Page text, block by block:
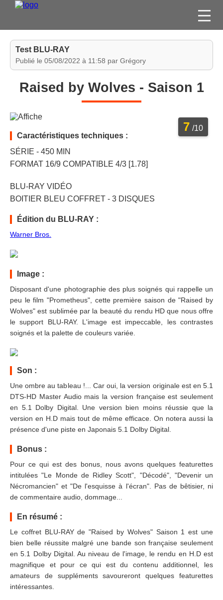
FILMS
JEUX VIDÉO
Test BLU-RAY
Publié le 05/08/2022 à 11:58 par Grégory
Raised by Wolves - Saison 1
7 /10
Caractéristiques techniques :
SÉRIE - 450 MIN
FORMAT 16/9 COMPATIBLE 4/3 [1.78]
BLU-RAY VIDÉO
BOITIER BLEU COFFRET - 3 DISQUES
Édition du BLU-RAY :
Warner Bros.
Image :
Disposant d'une photographie des plus soignés qui rappelle un
peu le film "Prometheus", cette première saison de "Raised by
Wolves" est sublimée par la beauté du rendu HD que nous offre
le support BLU-RAY. L'image est impeccable, les contrastes
soignés et la palette de couleurs variée.
Son :
Une ombre au tableau !... Car oui, la version originale est en 5.1
DTS-HD Master Audio mais la version française est seulement
en 5.1 Dolby Digital. Une version bien moins réussie que la
version en H.D mais tout de même efficace. On notera aussi la
présence d'une piste en Japonais 5.1 Dolby Digital.
Bonus :
Pour ce qui est des bonus, nous avons quelques featurettes
intitulées "Le Monde de Ridley Scott", "Décodé", "Devenir un
Nécromancien" et "De l'esquisse à l'écran". Pas de bêtisier, ni
de commentaire audio, dommage...
En résumé :
Le coffret BLU-RAY de "Raised by Wolves" Saison 1 est une
bien belle réussite malgré une bande son française seulement
en 5.1 Dolby Digital. Au niveau de l'image, le rendu en H.D est
magnifique et pour ce qui est du contenu additionnel, les
amateurs de suppléments savoureront quelques featurettes
intéressantes.